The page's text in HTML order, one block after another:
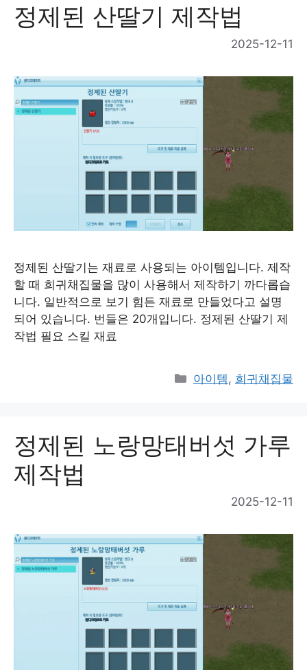
정제된 산딸기 제작법
2025-12-11
정제된 산딸기는 재료로 사용되는 아이템입니다. 제작
할 때 희귀채집물을 많이 사용해서 제작하기 까다롭습
니다. 일반적으로 보기 힘든 재료로 만들었다고 설명
되어 있습니다. 번들은 20개입니다. 정제된 산딸기 제
작법 필요 스킬 재료
Categories
아이템 , 희귀채집물
정제된 노랑망태버섯 가루
제작법
2025-12-11